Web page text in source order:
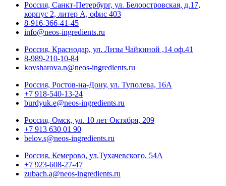
Россия, Санкт-Петербург, ул. Белоостровская, д.17,
корпус 2, литер А, офис 403
8-916-366-41-45
info@neos-ingredients.ru
Россия, Краснодар, ул. Лизы Чайкиной ,14 оф.41
8-989-210-10-84
kovsharova.n@neos-ingredients.ru
Россия, Ростов-на-Дону, ул. Туполева, 16А
+7 918-540-13-24
burdyuk.e@neos-ingredients.ru
Россия, Омск, ул. 10 лет Октября, 209
+7 913 630 01 90
belov.s@neos-ingredients.ru
Россия, Кемерово, ул.Тухачевского, 54А
+7 923-608-27-47
zubach.a@neos-ingredients.ru